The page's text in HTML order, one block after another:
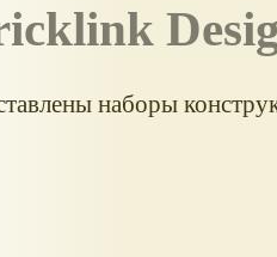
наборы